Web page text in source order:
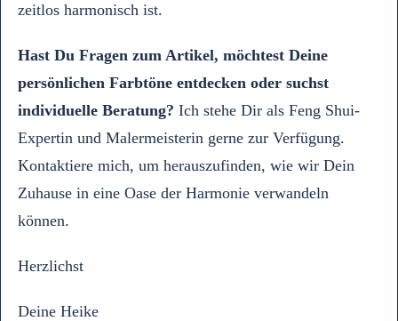
zeitlos harmonisch ist.
Hast Du Fragen zum Artikel, möchtest Deine
persönlichen Farbtöne entdecken oder suchst
individuelle Beratung? Ich stehe Dir als Feng Shui-
Expertin und Malermeisterin gerne zur Verfügung.
Kontaktiere mich, um herauszufinden, wie wir Dein
Zuhause in eine Oase der Harmonie verwandeln
können.
Herzlichst
Deine Heike